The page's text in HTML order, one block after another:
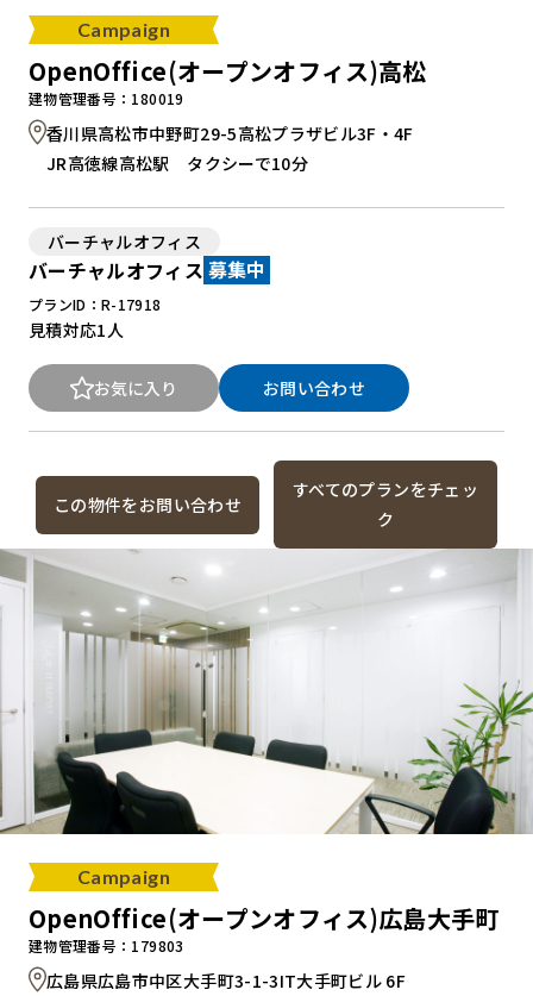
Campaign
OpenOffice(オープンオフィス)高松
建物管理番号：180019
香川県高松市中野町29-5高松プラザビル3F・4F
JR高徳線高松駅 タクシーで10分
バーチャルオフィス
バーチャルオフィス 募集中
プランID：R-17918
見積対応1人
お気に入り お問い合わせ
この物件をお問い合わせ
すべてのプランをチェッ
ク
Campaign
OpenOffice(オープンオフィス)広島大手町
建物管理番号：179803
広島県広島市中区大手町3-1-3IT大手町ビル 6F